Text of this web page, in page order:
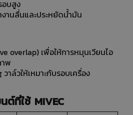
อบสูง
านลื่นและประหยัดน้ำมัน
overlap) เพื่อให้การหมุนเวียนไอ
าพ
าล์วให้เหมาะกับรอบเครื่อง
ต์ที่ใช้ MIVEC